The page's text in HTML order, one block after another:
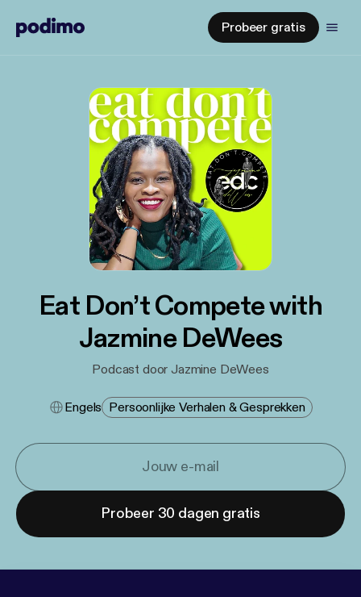
Probeer gratis
Eat Don’t Compete with
Jazmine DeWees
Podcast door Jazmine DeWees
Engels Persoonlijke Verhalen & Gesprekken
Probeer 30 dagen gratis